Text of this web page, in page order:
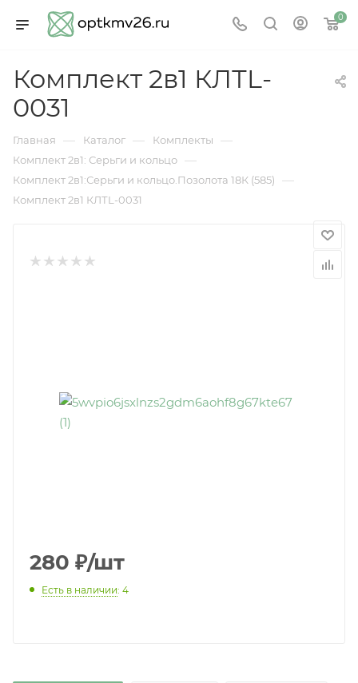
0
Комплект 2в1 КЛТL-
0031
Главная — Каталог — Комплекты —
Комплект 2в1: Серьги и кольцо —
Комплект 2в1:Серьги и кольцо.Позолота 18К (585) —
Комплект 2в1 КЛТL-0031
280 ₽/шт
Есть в наличии: 4